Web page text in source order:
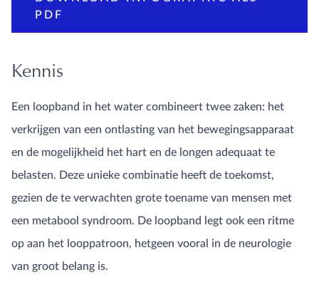
PDF
Kennis
Een loopband in het water combineert twee zaken: het
verkrijgen van een ontlasting van het bewegingsapparaat
en de mogelijkheid het hart en de longen adequaat te
belasten. Deze unieke combinatie heeft de toekomst,
gezien de te verwachten grote toename van mensen met
een metabool syndroom. De loopband legt ook een ritme
op aan het looppatroon, hetgeen vooral in de neurologie
van groot belang is.